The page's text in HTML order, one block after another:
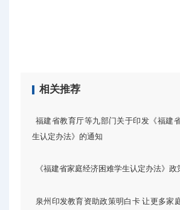
相关推荐
福建省教育厅等九部门关于印发《福建
生认定办法》的通知
《福建省家庭经济困难学生认定办法》政
泉州印发教育资助政策明白卡 让更多家